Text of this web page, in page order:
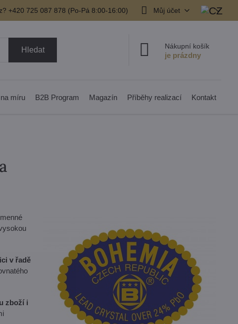
+420 725 087 878​ (Po-Pá 8:00-16:00) Můj účet
Hledat Nákupní košík
míru B2B Program Magazín Příběhy realizací Kontakt
v řadě
zboží i